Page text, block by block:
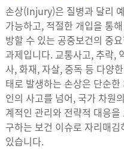
손상(Injury)은 질병과 달리
가능하고, 적절한 개입을 통
방할 수 있는 공중보건의 중
과제입니다. 교통사고, 추락,
사, 화재, 자살, 중독 등 다양
태로 발생하는 손상은 단순한
인의 사고를 넘어, 국가 차원
계적인 관리와 전략적 대응을
구하는 보건 이슈로 자리매김
있습니다.